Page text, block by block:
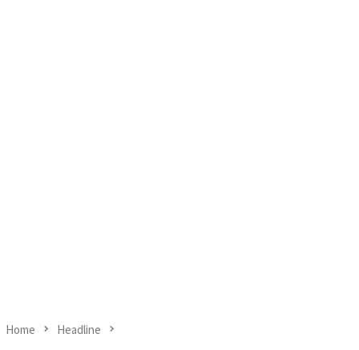
Home Headline